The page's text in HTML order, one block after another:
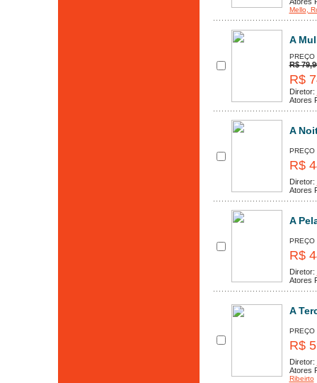
Mello,
A
PREÇO
R$
R$
Diretor:
Atores
A
PREÇO
R$
Diretor:
Atores
A
PREÇO
R$
Diretor:
Atores
A
PREÇO
R$
Diretor:
Atores
Ribeirto